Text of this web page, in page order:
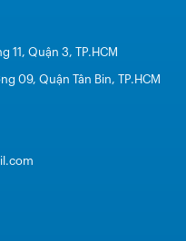
11, Quận 3, TP.HCM
09, Quận Tân Bin, TP.HCM